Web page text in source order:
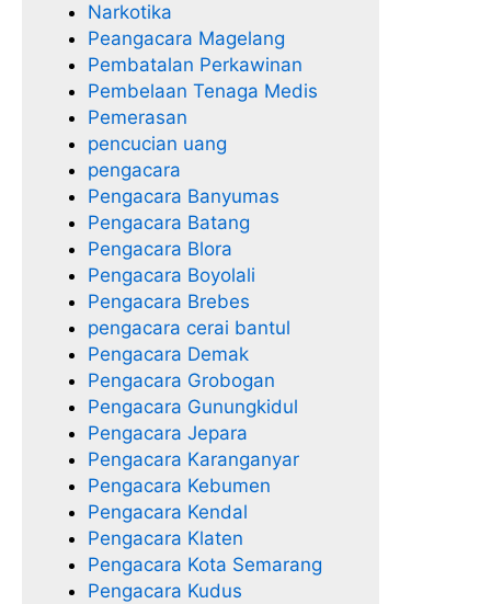
Narkotika
Peangacara Magelang
Pembatalan Perkawinan
Pembelaan Tenaga Medis
Pemerasan
pencucian uang
pengacara
Pengacara Banyumas
Pengacara Batang
Pengacara Blora
Pengacara Boyolali
Pengacara Brebes
pengacara cerai bantul
Pengacara Demak
Pengacara Grobogan
Pengacara Gunungkidul
Pengacara Jepara
Pengacara Karanganyar
Pengacara Kebumen
Pengacara Kendal
Pengacara Klaten
Pengacara Kota Semarang
Pengacara Kudus